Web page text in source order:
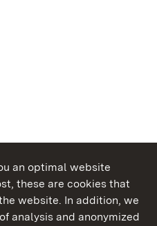
an optimal website
these are cookies that
website. In addition, we
analysis and anonymized
of Baden-Wuerttemberg